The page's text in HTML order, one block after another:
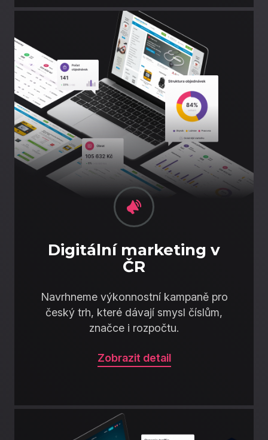
Digitální marketing v
ČR
Navrhneme výkonnostní kampaně pro
český trh, které dávají smysl číslům,
značce i rozpočtu.
Zobrazit detail